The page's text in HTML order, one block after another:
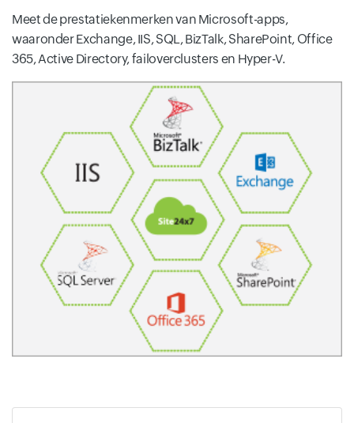
Meet de prestatiekenmerken van Microsoft-apps,
waaronder Exchange, IIS, SQL, BizTalk, SharePoint, Office
365, Active Directory, failoverclusters en Hyper-V.